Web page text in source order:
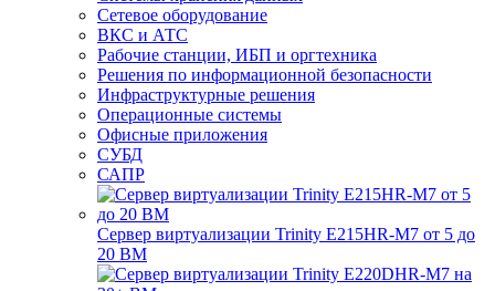
Сетевое оборудование
ВКС и АТС
Рабочие станции, ИБП и оргтехника
Решения по информационной безопасности
Инфраструктурные решения
Операционные системы
Офисные приложения
СУБД
САПР
Сервер виртуализации Trinity E215HR-M7 от 5 до
20 ВМ